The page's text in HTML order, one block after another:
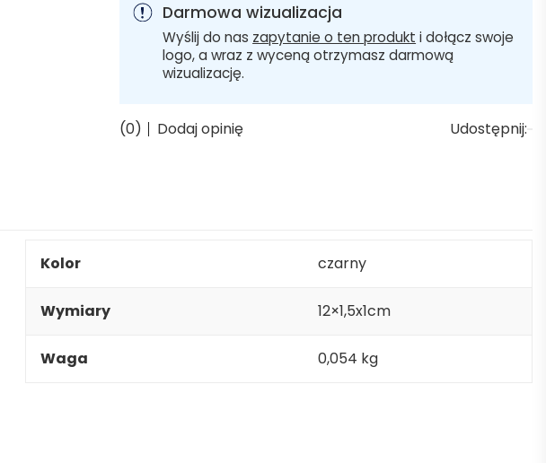
Darmowa wizualizacja
Wyślij do nas zapytanie o ten produkt i dołącz swoje
logo, a wraz z wyceną otrzymasz darmową
wizualizację.
(0) Dodaj opinię Udostępnij:
Kolor czarny
Wymiary 12×1,5x1cm
Waga 0,054 kg